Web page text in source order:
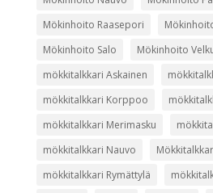
Mökinhoito Raasepori
Mökinhoito Salo
Mökinhoito
mökkitalkkari Askainen
mökkitalkkari Korppoo
mökkitalkkari Merimasku
mökkitalkkari Nauvo
mökkitalkkari Rymättylä